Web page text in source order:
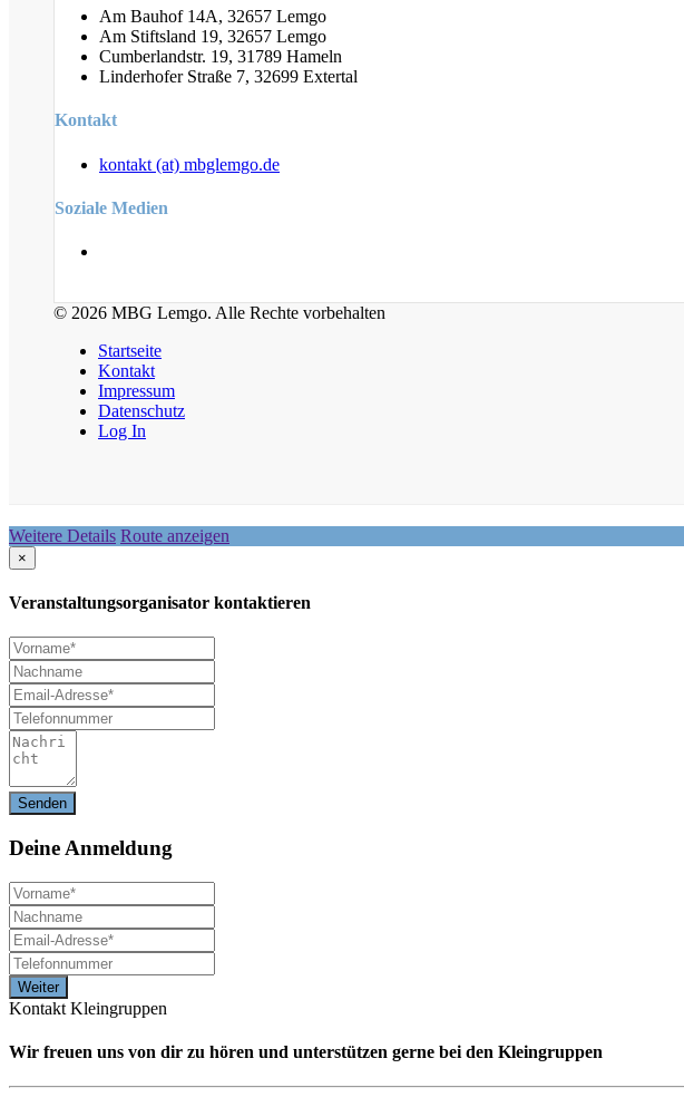
Am Bauhof 14A, 32657 Lemgo
Am Stiftsland 19, 32657 Lemgo
Cumberlandstr. 19, 31789 Hameln
Linderhofer Straße 7, 32699 Extertal
Kontakt
kontakt (at) mbglemgo.de
Soziale Medien
© 2026 MBG Lemgo. Alle Rechte vorbehalten
Startseite
Kontakt
Impressum
Datenschutz
Log In
Weitere Details Route anzeigen
×
Veranstaltungsorganisator kontaktieren
Deine Anmeldung
Kontakt Kleingruppen
Wir freuen uns von dir zu hören und unterstützen gerne bei den Kleingruppen